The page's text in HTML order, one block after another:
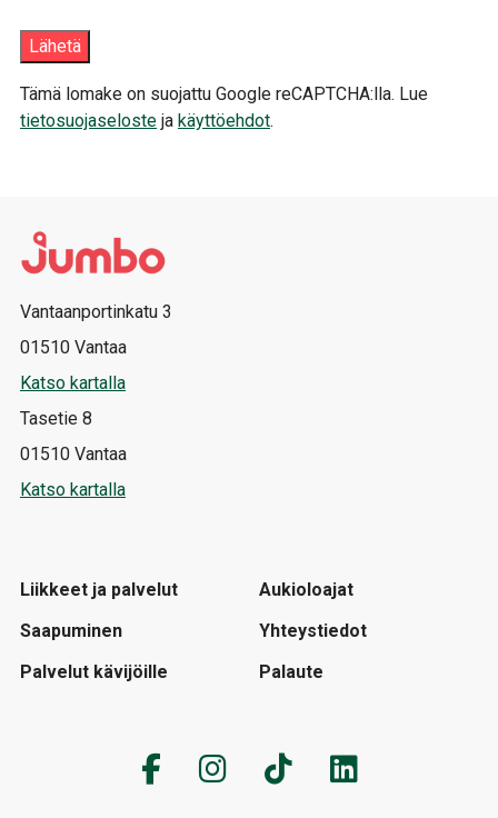
Tämä lomake on suojattu Google reCAPTCHA:lla. Lue
tietosuojaseloste ja käyttöehdot.
Vantaanportinkatu 3
01510 Vantaa
Katso kartalla
Tasetie 8
01510 Vantaa
Katso kartalla
Liikkeet ja palvelut
Saapuminen
Palvelut kävijöille
Aukioloajat
Yhteystiedot
Palaute